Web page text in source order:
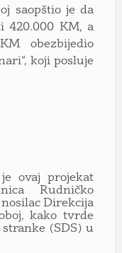
saopštio je da
420.000 KM, a
obezbijedio
koji posluje
ovaj projekat
Rudničko
nosilac Direkcija
kako tvrde
(SDS) u